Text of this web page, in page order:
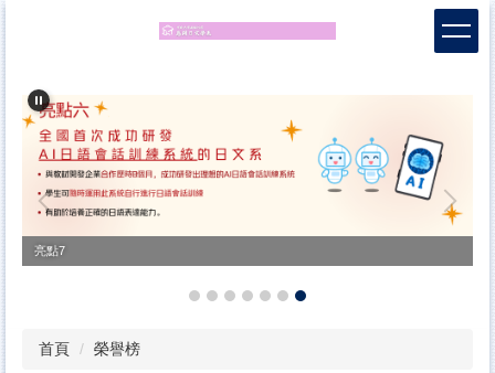
亮點7
首頁 榮譽榜